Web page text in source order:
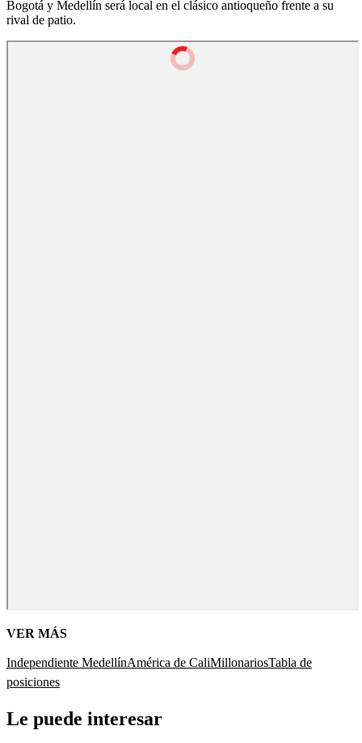
Bogotá y Medellín será local en el clásico antioqueño frente a su
rival de patio.
VER MÁS
Independiente MedellínAmérica de CaliMillonariosTabla de
posiciones
Le puede interesar